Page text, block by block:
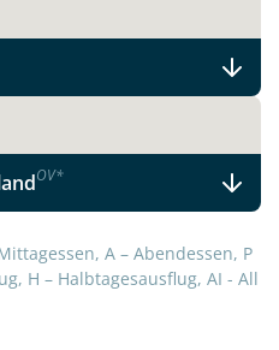
OV*
A – Abendessen, P
H – Halbtagesausflug, AI - All